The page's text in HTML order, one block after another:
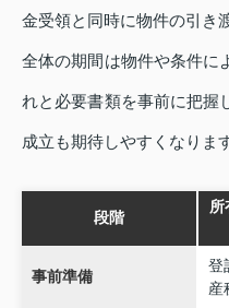
金受領と同時に物件の引き
全体の期間は物件や条件に
れと必要書類を事前に把握
成立も期待しやすくなりま
段階
所
事前準備
登
産